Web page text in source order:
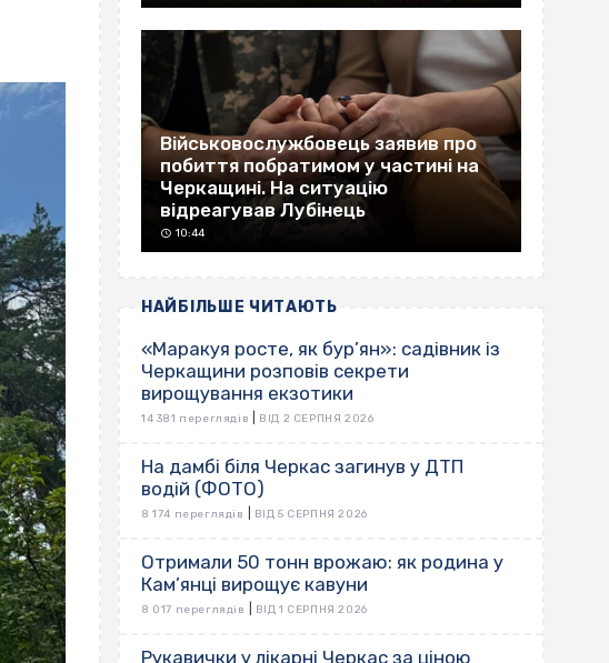
Військовослужбовець заявив про
побиття побратимом у частині на
Черкащині. На ситуацію
відреагував Лубінець
10:44
НАЙБІЛЬШЕ ЧИТАЮТЬ
«Маракуя росте, як бур’ян»: садівник із
Черкащини розповів секрети
вирощування екзотики
14 381 переглядів ВІД 2 СЕРПНЯ 2026
На дамбі біля Черкас загинув у ДТП
водій (ФОТО)
8 174 переглядів ВІД 5 СЕРПНЯ 2026
Отримали 50 тонн врожаю: як родина у
Кам’янці вирощує кавуни
8 017 переглядів ВІД 1 СЕРПНЯ 2026
Рукавички у лікарні Черкас за ціною